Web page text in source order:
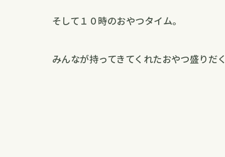
そして１０時のおやつタイム。
みんなが持ってきてくれたおやつ盛りだ